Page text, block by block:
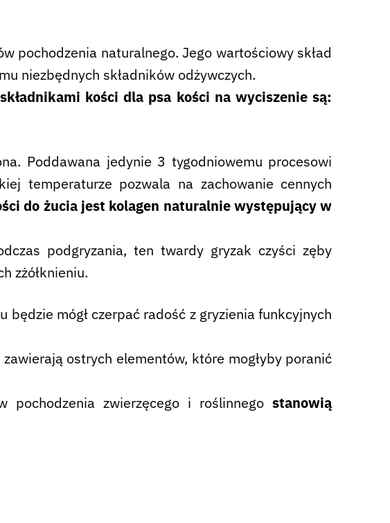
pochodzenia naturalnego. Jego wartościowy skład
niezbędnych składników odżywczych.
kości dla psa kości na wyciszenie są:
Poddawana jedynie 3 tygodniowemu procesowi
pozwala na zachowanie cennych
do żucia jest kolagen naturalnie występujący w
podgryzania, ten twardy gryzak czyści zęby
zżółknieniu.
mógł czerpać radość z gryzienia funkcyjnych
ostrych elementów, które mogłyby poranić
pochodzenia zwierzęcego i roślinnegostanowią